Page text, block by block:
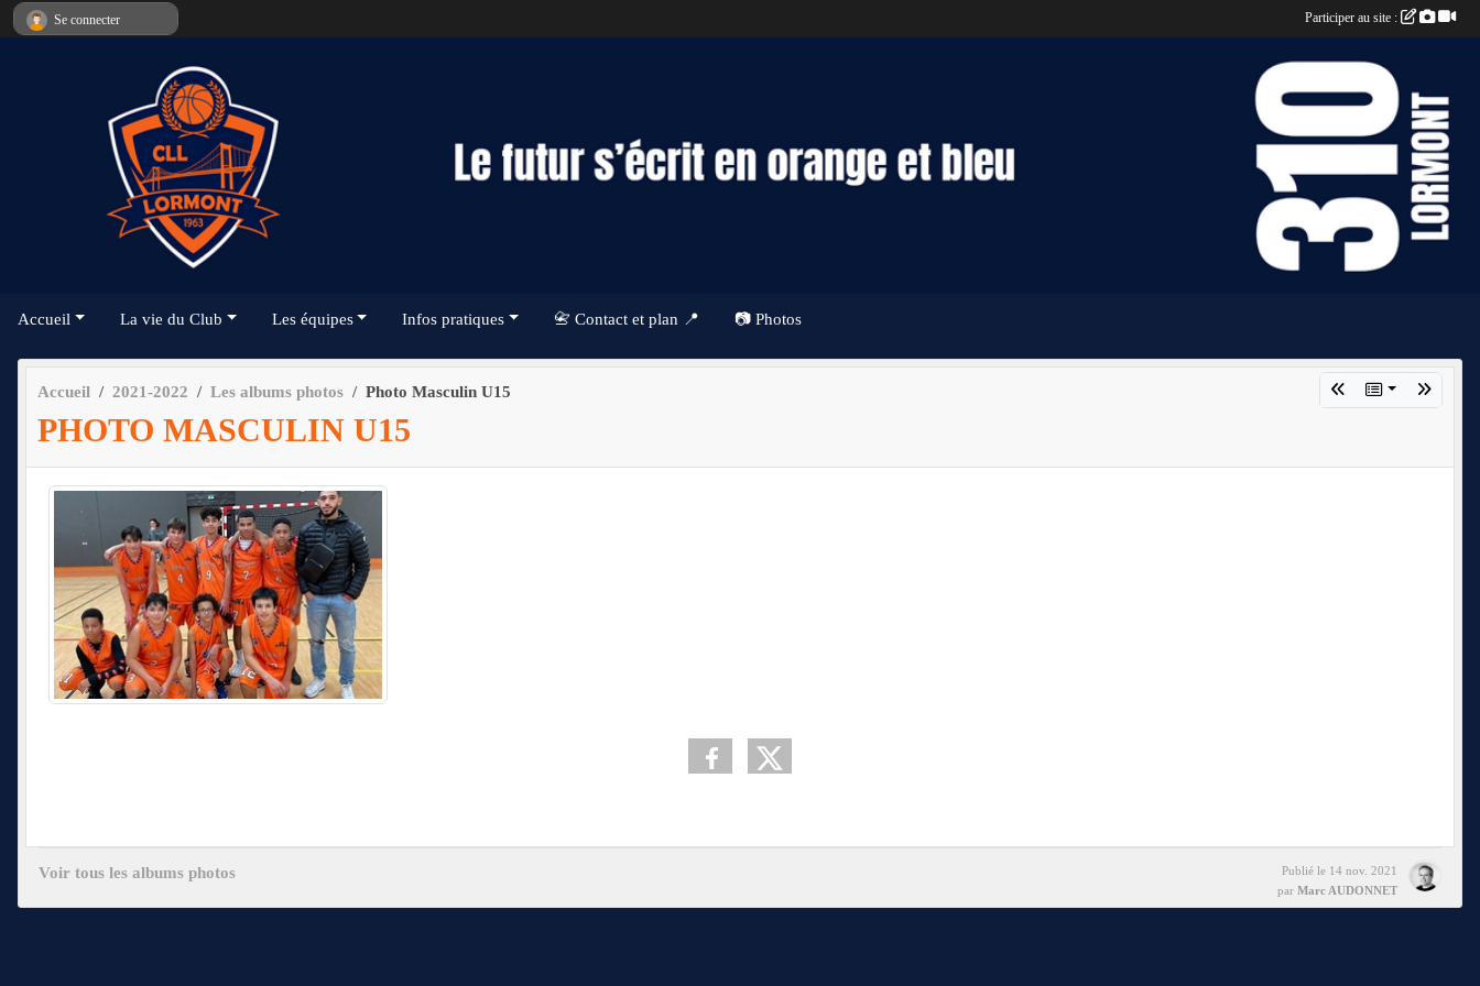
Accueil La vie du Club Les équipes Infos pratiques 📇 Contact et plan 📍 📷 Photos
Accueil 2021-2022 Les albums photos Photo Masculin U15
PHOTO MASCULIN U15
Voir tous les albums photos Publié le 14 nov. 2021
par Marc AUDONNET
Se connecter Participer au site :
Panneau de gestion des cookies